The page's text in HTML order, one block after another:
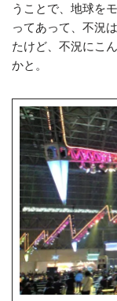
うことで、地球を
ってあって、不況
たけど、不況にこ
かと。